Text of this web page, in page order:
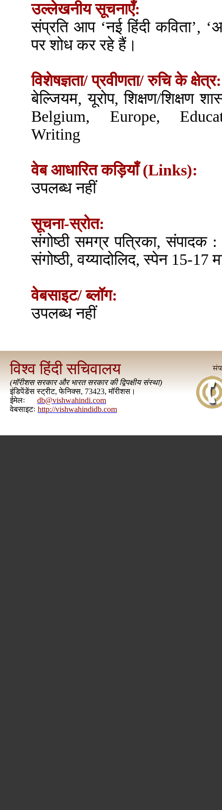
उल्लेखनीय सूचनाएँ:
संप्रति आप ‘नई हिंदी कविता’,
पर शोध कर रहे हैं।
विशेषज्ञता/ प्रवीणता/ रुचि के क्षेत्र:
बेल्जियम, यूरोप, शिक्षण/शिक्षण
Belgium, Europe,
Writing
वेब आधारित कड़ियाँ (Links):
उपलब्ध नहीं
सूचना-स्रोत:
संगोष्ठी समग्र पत्रिका, संपादक
संगोष्ठी, वय्यादोलिद, स्पेन 15-17
वेबसाइट/ ब्लॉग:
उपलब्ध नहीं
विश्व हिंदी सचिवालय
(मॉरीशस सरकार और भारत सरकार की द्विपक्षीय संस्था)
इंडिपेंडेंस स्ट्रीट, फेनिक्स, 73423, मॉरीशस।
ईमेलः
db@vishwahindi.com
वेबसाइटः http://vishwahindidb.com